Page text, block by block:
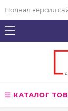
Полная версия
КАТАЛОГ